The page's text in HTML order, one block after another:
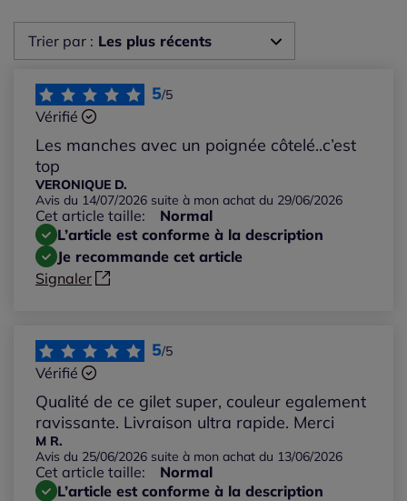
Trier par : Les plus récents
Les plus récents
Les plus anciens
Notes les plus élevées
Notes les plus basses
5/5
Vérifié
Les manches avec un poignée côtelé..c’est
top
VERONIQUE D.
Avis du 14/07/2026 suite à mon achat du 29/06/2026
Cet article taille:
Normal
L’article est conforme à la description
Je recommande cet article
Signaler
5/5
Vérifié
Qualité de ce gilet super, couleur egalement
ravissante. Livraison ultra rapide. Merci
M R.
Avis du 25/06/2026 suite à mon achat du 13/06/2026
Cet article taille:
Normal
L’article est conforme à la description